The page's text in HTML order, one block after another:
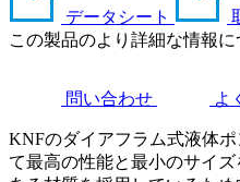
データシート
この製品のより詳細な情報
問い合わせ よ
KNFのダイアフラム式液体
て最高の性能と最小のサイ